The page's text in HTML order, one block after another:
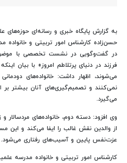
به گزارش پایگاه خبری و رسانه‌ای حوزه‌های
حسن‌زاده کارشناس امور تربیتی و
در گفت‌وگوییدر نشست تخصصی با موضوع
فرزند در دنیای پرتلاطم امروز» با بیان
می‌شوند، اظهار داشت: خانواده‌های
نمی‌کنند و تصمیم‌گیری‌های آنان بیشتر
می‌گیرد.
وی افزود: دسته دوم، خانواده‌های
از والدین نقش غالب را ایفا می‌کند و این
عزت‌نفس پایین و آسیب‌های رفتاری می‌شود.
کارشناس امور تربیتی و خانواده مدرسه